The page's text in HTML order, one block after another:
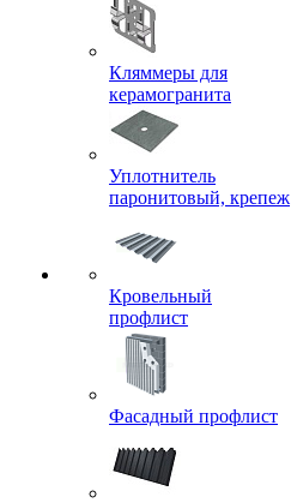
Кляммеры для
керамогранита
Уплотнитель
паронитовый, крепеж
Кровельный
профлист
Фасадный профлист